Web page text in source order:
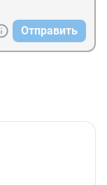
Отправить